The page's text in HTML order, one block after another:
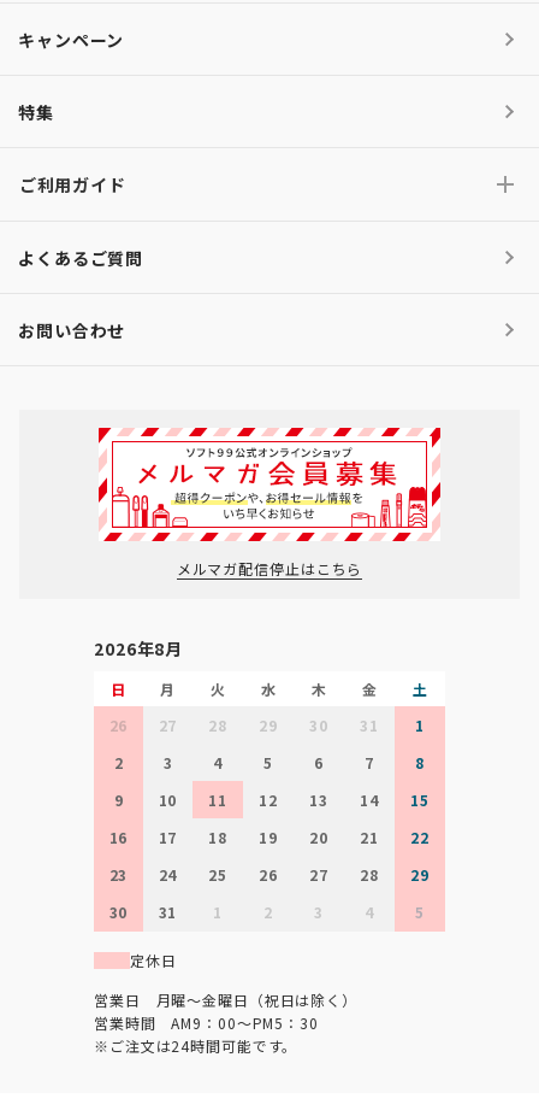
キャンペーン
特集
ご利用ガイド
よくあるご質問
お問い合わせ
メルマガ配信停止はこちら
2026年8月
日 月 火 水 木 金
土
26
27 28 29 30 31
1
2
3 4 5 6 7
8
9
10 11 12 13 14
15
16
17 18 19 20 21
22
23
24 25 26 27 28
29
30
31 1 2 3 4 5
定休日
営業日 月曜～金曜日（祝日は除く）
営業時間 AM9：00～PM5：30
※ご注文は24時間可能です。